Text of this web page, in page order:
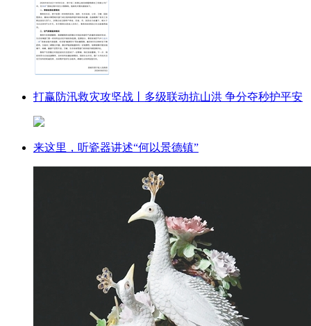
打赢防汛救灾攻坚战丨多级联动抗山洪 争分夺秒护平安
来这里，听瓷器讲述“何以景德镇”